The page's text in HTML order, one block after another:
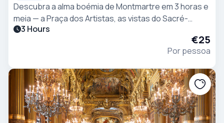
Descubra a alma boémia de Montmartre em 3 horas e
meia — a Praça dos Artistas, as vistas do Sacré-
Cœur, a La Maison Rose, a vinha, o café Amélie e o
3 Hours
€25
Por pessoa